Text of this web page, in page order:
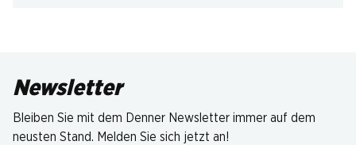
Newsletter
Bleiben Sie mit dem Denner Newsletter immer auf dem
neusten Stand. Melden Sie sich jetzt an!